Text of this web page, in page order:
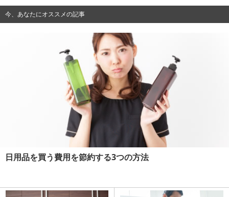
今、あなたにオススメの記事
日用品を買う費用を節約する3つの方法